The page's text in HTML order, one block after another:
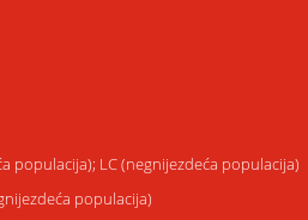
populacija); LC (negnijezdeća populacija)
populacija)